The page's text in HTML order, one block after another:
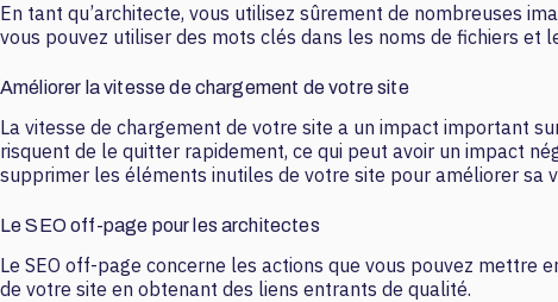
En tant qu’architecte, vous utilisez sûrement de nombreuses
vous pouvez utiliser des mots clés dans les noms de fichiers et
Améliorer la vitesse de chargement de votre site
La vitesse de chargement de votre site a un impact important
risquent de le quitter rapidement, ce qui peut avoir un impact
supprimer les éléments inutiles de votre site pour améliorer sa
Le SEO off-page pour les architectes
Le SEO off-page concerne les actions que vous pouvez
de votre site en obtenant des liens entrants de qualité.